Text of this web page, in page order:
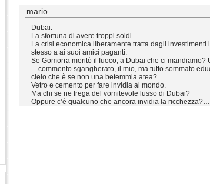
mario
Dubai.
La sfortuna di avere troppi soldi.
La crisi economica liberamente tratta dagli investimenti
stesso a ai suoi amici paganti.
Se Gomorra meritò il fuoco, a Dubai che ci mandiamo?
…commento sgangherato, il mio, ma tutto sommato
cielo che è se non una betemmia atea?
Vetro e cemento per fare invidia al mondo.
Ma chi se ne frega del vomitevole lusso di Dubai?
Oppure c’è qualcuno che ancora invidia la